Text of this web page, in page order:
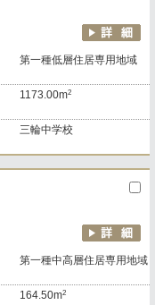
第一種低層住居専用地域
1173.00m2
三輪中学校
第一種中高層住居専用地域
164.50m2